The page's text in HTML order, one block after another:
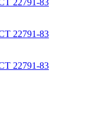
22791-83
22791-83
22791-83